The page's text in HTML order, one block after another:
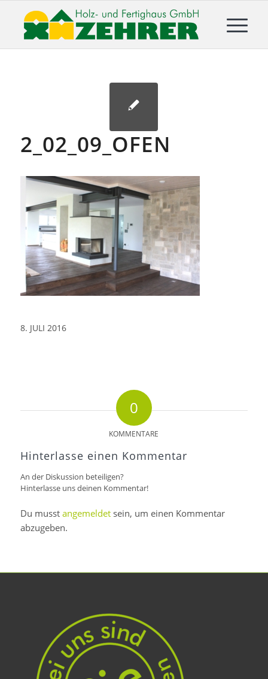
2_02_09_OFEN
8. JULI 2016
0
KOMMENTARE
Hinterlasse einen Kommentar
An der Diskussion beteiligen?
Hinterlasse uns deinen Kommentar!
Du musst angemeldetsein, um einen Kommentar
abzugeben.